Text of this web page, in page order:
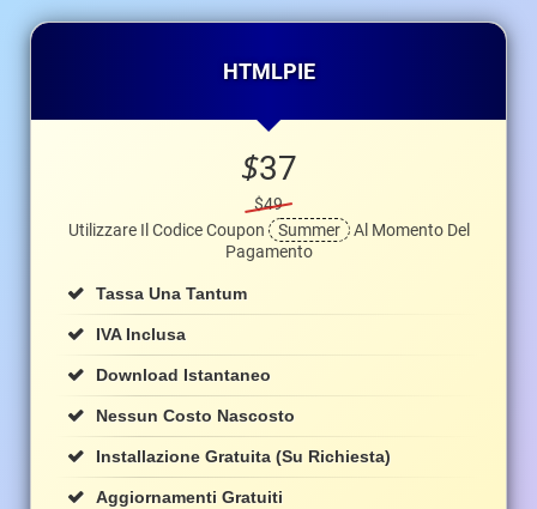
HTMLPIE
$37
$49
Utilizzare Il Codice Coupon
Summer Al Momento Del
Pagamento
Tassa Una Tantum
IVA Inclusa
Download Istantaneo
Nessun Costo Nascosto
Installazione Gratuita (su Richiesta)
Aggiornamenti Gratuiti